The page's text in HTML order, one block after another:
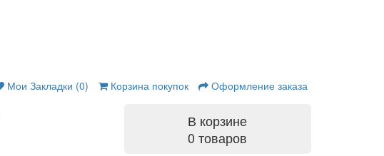
Мои Закладки (0) Корзина покупок
Оформление заказа
В корзине
0 товаров